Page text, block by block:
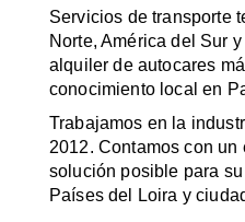
Servicios de transporte
Norte, América del Sur
alquiler de autocares
conocimiento local en
Trabajamos en la
2012. Contamos con
solución posible para
Países del Loira y